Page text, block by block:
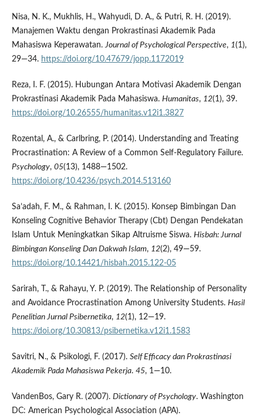
Nisa, N. K., Mukhlis, H., Wahyudi, D. A., & Putri, R. H. (2019).
Manajemen Waktu dengan Prokrastinasi Akademik Pada
Mahasiswa Keperawatan.Journal of Psychological Perspective, 1(1),
29—34. https://doi.org/10.47679/jopp.1172019
Reza, I. F. (2015). Hubungan Antara Motivasi Akademik Dengan
Prokrastinasi Akademik Pada Mahasiswa. Humanitas, 12(1), 39.
https://doi.org/10.26555/humanitas.v12i1.3827
Rozental, A., & Carlbring, P. (2014). Understanding and Treating
Procrastination: A Review of a Common Self-Regulatory Failure.
Psychology, 05(13), 1488—1502.
https://doi.org/10.4236/psych.2014.513160
Sa’adah, F. M., & Rahman, I. K. (2015). Konsep Bimbingan Dan
Konseling Cognitive Behavior Therapy (Cbt) Dengan Pendekatan
Islam Untuk Meningkatkan Sikap Altruisme Siswa. Hisbah: Jurnal
Bimbingan Konseling Dan Dakwah Islam, 12(2), 49—59.
https://doi.org/10.14421/hisbah.2015.122-05
Sarirah, T., & Rahayu, Y. P. (2019). The Relationship of Personality
and Avoidance Procrastination Among University Students. Hasil
Penelitian Jurnal Psibernetika, 12(1), 12—19.
https://doi.org/10.30813/psibernetika.v12i1.1583
Savitri, N., & Psikologi, F. (2017). Self Efficacy dan Prokrastinasi
Akademik Pada Mahasiswa Pekerja. 45, 1—10.
VandenBos, Gary R. (2007). Dictionary of Psychology. Washington
DC: American Psychological Association (APA).